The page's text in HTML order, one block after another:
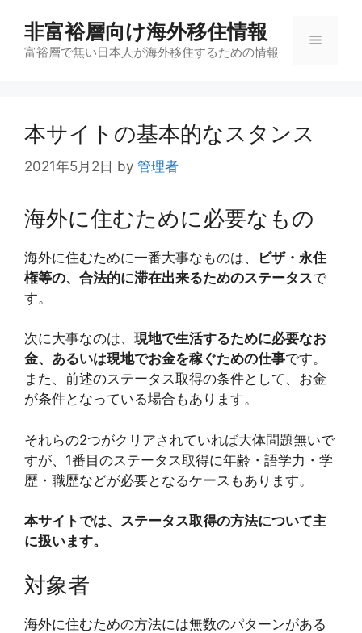
非富裕層向け海外移住情報
富裕層で無い日本人が海外移住するための情報
メ
本サイトの基本的なスタンス
2021年5月2日 by 管理者
海外に住むために必要なもの
海外に住むために一番大事なものは、
ビザ・永住
権等の、合法的に滞在出来るためのステータスで
す。
次に大事なのは、 現地で生活するために必要なお
金、あるいは現地でお金を稼ぐための仕事です。
また、前述のステータス取得の条件として、お金
が条件となっている場合もあります。
それらの2つがクリアされていれば大体問題無いで
すが、1番目のステータス取得に年齢・語学力・学
歴・職歴などが必要となるケースもあります。
本サイトでは、ステータス取得の方法について主
に扱います。
対象者
海外に住むための方法には無数のパターンがある